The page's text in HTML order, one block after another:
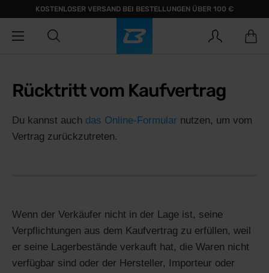
KOSTENLOSER VERSAND BEI BESTELLUNGEN ÜBER 100 €
Rücktritt vom Kaufvertrag
Du kannst auch das Online-Formular nutzen, um vom
Vertrag zurückzutreten.
Wenn der Verkäufer nicht in der Lage ist, seine
Verpflichtungen aus dem Kaufvertrag zu erfüllen, weil
er seine Lagerbestände verkauft hat, die Waren nicht
verfügbar sind oder der Hersteller, Importeur oder